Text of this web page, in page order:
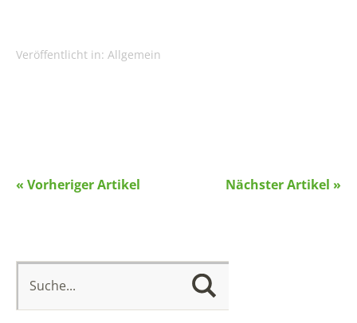
Veröffentlicht in: Allgemein
Nächster Artikel »
« Vorheriger Artikel